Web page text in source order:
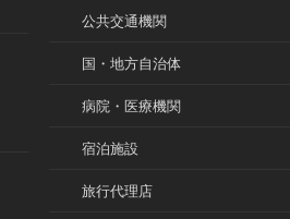
公共交通機関
国・地方自治体
病院・医療機関
宿泊施設
旅行代理店